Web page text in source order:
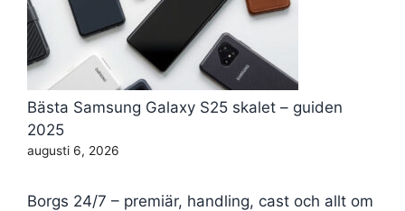
Bästa Samsung Galaxy S25 skalet – guiden
2025
augusti 6, 2026
Borgs 24/7 – premiär, handling, cast och allt om